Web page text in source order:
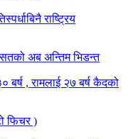
राष्ट्रिय
अब अन्तिम भिडन्त
बर्ष , रामलाई २७ बर्ष कैदको
फिचर )